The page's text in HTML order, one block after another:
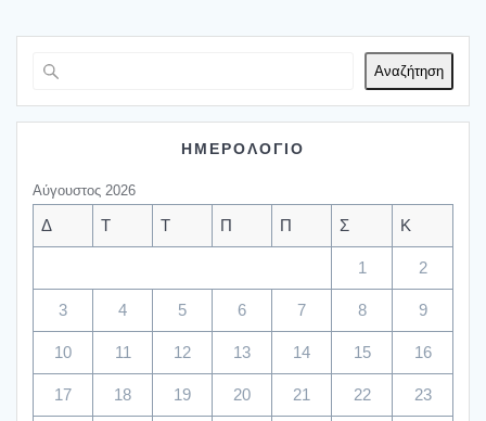
Αναζήτηση
ΗΜΕΡΟΛΟΓΙΟ
Αύγουστος 2026
Δ Τ Τ Π Π Σ Κ
1 2
3 4 5 6 7 8 9
10 11 12 13 14 15 16
17 18 19 20 21 22 23